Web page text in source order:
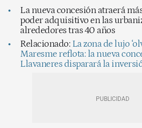
La nueva concesión atraerá
poder adquisitivo en las
alrededores tras 40 años
Relacionado: La zona de lujo
Maresme reflota: la nueva
Llavaneres disparará la